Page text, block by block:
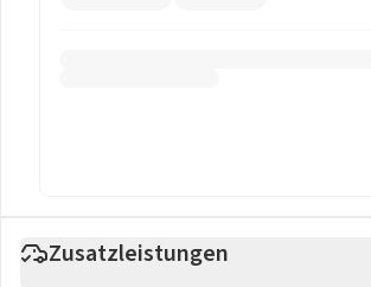
Zusatzleistungen